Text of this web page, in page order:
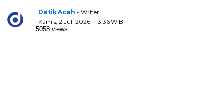
Detik Aceh - Writer
Kamis, 2 Juli 2026 - 13:36 WIB
5058 views